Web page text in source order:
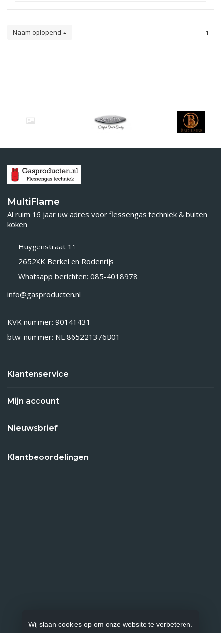
Naam oplopend 1
MultiFlame
Al ruim 16 jaar uw adres voor flessengas techniek & buiten
koken
Huygenstraat 11
2652XK Berkel en Rodenrijs
Whatsapp berichten: 085-4018978
info@gasproducten.nl
KVK nummer: 90141431
btw-nummer: NL 865221376B01
Klantenservice
Mijn account
Nieuwsbrief
Klantbeoordelingen
Wij slaan cookies op om onze website te verbeteren.